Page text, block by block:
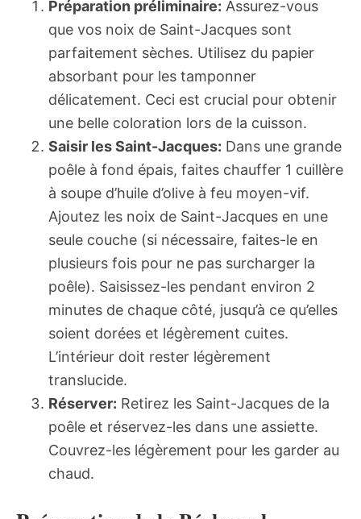
Préparation préliminaire: Assurez-vous
que vos noix de Saint-Jacques sont
parfaitement sèches. Utilisez du papier
absorbant pour les tamponner
délicatement. Ceci est crucial pour obtenir
une belle coloration lors de la cuisson.
Saisir les Saint-Jacques: Dans une grande
poêle à fond épais, faites chauffer 1 cuillère
à soupe d’huile d’olive à feu moyen-vif.
Ajoutez les noix de Saint-Jacques en une
seule couche (si nécessaire, faites-le en
plusieurs fois pour ne pas surcharger la
poêle). Saisissez-les pendant environ 2
minutes de chaque côté, jusqu’à ce qu’elles
soient dorées et légèrement cuites.
L’intérieur doit rester légèrement
translucide.
Réserver: Retirez les Saint-Jacques de la
poêle et réservez-les dans une assiette.
Couvrez-les légèrement pour les garder au
chaud.